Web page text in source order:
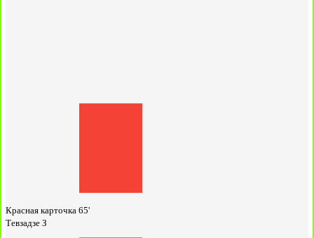
Красная карточка 65'
Тевзадзе З